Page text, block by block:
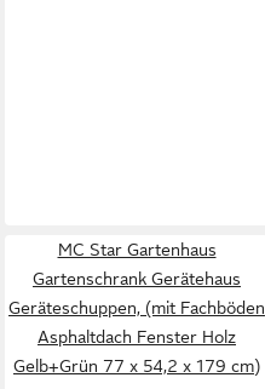
MC Star Gartenhaus
Gartenschrank Gerätehaus
Geräteschuppen, (mit Fachböden
Asphaltdach Fenster Holz
Gelb+Grün 77 x 54,2 x 179 cm)